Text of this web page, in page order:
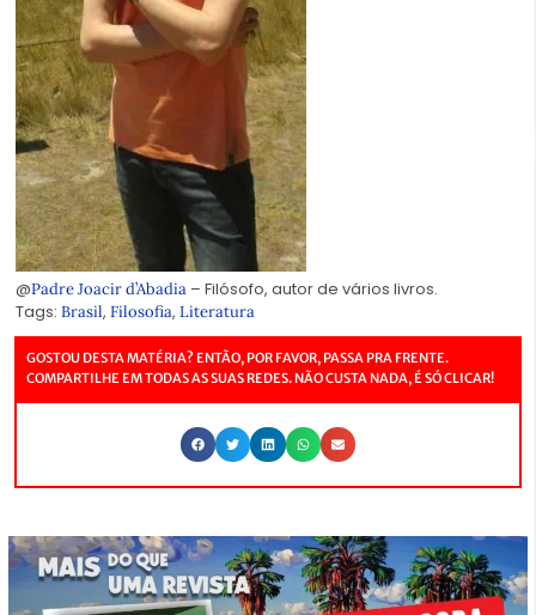
@Padre Joacir d’Abadia – Filósofo, autor de vários livros.
Tags: Brasil, Filosofia, Literatura
GOSTOU DESTA MATÉRIA? ENTÃO, POR FAVOR, PASSA PRA FRENTE.
COMPARTILHE EM TODAS AS SUAS REDES. NÃO CUSTA NADA, É SÓ CLICAR!